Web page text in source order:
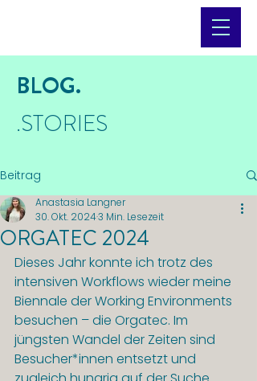
BLOG.
.STORIES
Beitrag
ORGATEC 2024
Anastasia Langner
30. Okt. 20243 Min. Lesezeit
Dieses Jahr konnte ich trotz des
intensiven Workflows wieder meine
Biennale der Working Environments
besuchen – die Orgatec. Im
jüngsten Wandel der Zeiten sind
Besucher*innen entsetzt und